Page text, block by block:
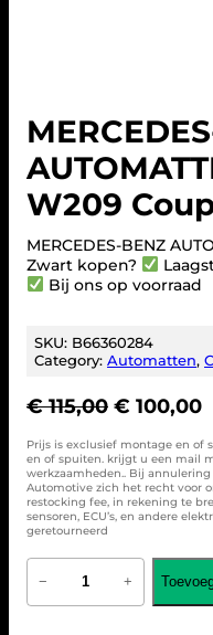
W209
MERCEDES-BENZ
Zwart kopen?
Bij ons op voorraad
SKU: B66360284
Category:Automatten,
€115,00 O
r
s
p
r
n
k
€ 100,00H
i
d
i
p
r
Prijs is exclusief montage en of
en of spuiten. krijgt u een mail
werkzaamheden.. Bij
Automotive zich het recht voor
restocking fee, in rekening te
sensoren, ECU’s, en andere
geretourneerd
M
R
− +